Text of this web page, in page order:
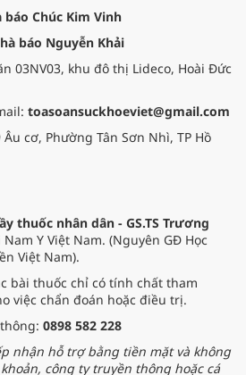
báo Chúc Kim Vinh
báo Nguyễn Khải
03NV03, khu đô thị Lideco, Hoài Đức
toasoansuckhoeviet@gmail.com
Âu cơ, Phường Tân Sơn Nhì, TP Hồ
thuốc nhân dân - GS.TS Trương
Y Việt Nam. (Nguyên GĐ Học
Việt Nam).
bài thuốc chỉ có tính chất tham
việc chẩn đoán hoặc điều trị.
0898 582 228
nhận hỗ trợ bằng tiền mặt và không
công ty truyền thông hoặc cá